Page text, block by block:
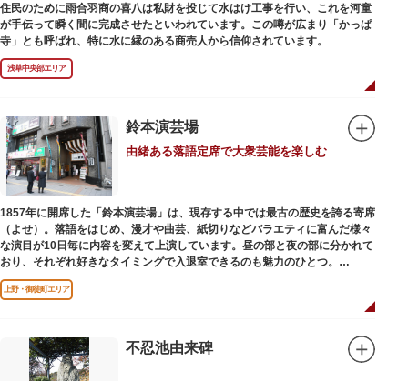
住民のために雨合羽商の喜八は私財を投じて水はけ工事を行い、これを河童
が手伝って瞬く間に完成させたといわれています。この噂が広まり「かっぱ
寺」とも呼ばれ、特に水に縁のある商売人から信仰されています。
浅草中央部エリア
鈴本演芸場
由緒ある落語定席で大衆芸能を楽しむ
1857年に開席した「鈴本演芸場」は、現存する中では最古の歴史を誇る寄席
（よせ）。落語をはじめ、漫才や曲芸、紙切りなどバラエティに富んだ様々
な演目が10日毎に内容を変えて上演しています。昼の部と夜の部に分かれて
おり、それぞれ好きなタイミングで入退室できるのも魅力のひとつ。
上演中は飲食も可能です。おすすめは売店で購入できる、お箸で切れるやわ
らかさで有名な「上野 井泉本店」のかつサンド。お弁当やお菓子を食べたり
上野・御徒町エリア
不忍池由来碑